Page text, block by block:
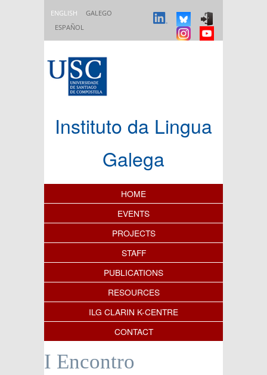
ENGLISH
GALEGO
ESPAÑOL
Instituto da Lingua
Galega
Content Index
HOME
EVENTS
PROJECTS
STAFF
PUBLICATIONS
RESOURCES
ILG CLARIN K-CENTRE
CONTACT
I Encontro